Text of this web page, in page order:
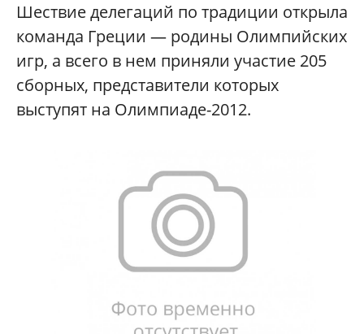
Шествие делегаций по традиции открыла
команда Греции — родины Олимпийских
игр, а всего в нем приняли участие 205
сборных, представители которых
выступят на Олимпиаде-2012.